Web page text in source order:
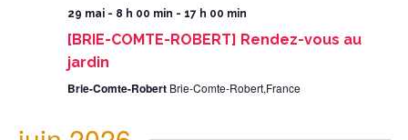
29 mai - 8 h 00 min - 17 h 00 min
[BRIE-COMTE-ROBERT] Rendez-vous au
jardin
Brie-Comte-Robert Brie-Comte-Robert,France